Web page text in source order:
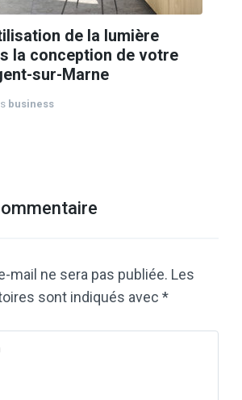
de la lumière
la conception de votre
sur-Marne
business
mail ne sera pas publiée. Les
sont indiqués avec *